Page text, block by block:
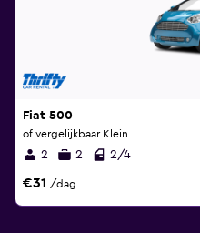
Fiat 500
of vergelijkbaar Klein
2 2 2/4
€31 /dag